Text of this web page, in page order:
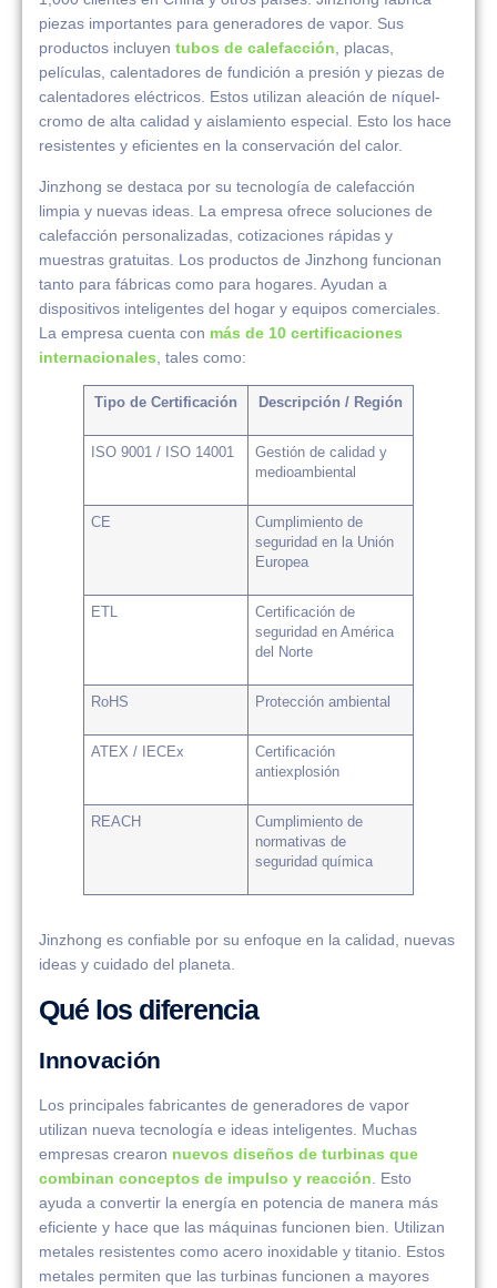
piezas importantes para generadores de vapor. Sus
productos incluyen tubos de calefacción, placas,
películas, calentadores de fundición a presión y piezas de
calentadores eléctricos. Estos utilizan aleación de níquel-
cromo de alta calidad y aislamiento especial. Esto los hace
resistentes y eficientes en la conservación del calor.
Jinzhong se destaca por su tecnología de calefacción
limpia y nuevas ideas. La empresa ofrece soluciones de
calefacción personalizadas, cotizaciones rápidas y
muestras gratuitas. Los productos de Jinzhong funcionan
tanto para fábricas como para hogares. Ayudan a
dispositivos inteligentes del hogar y equipos comerciales.
La empresa cuenta con más de 10 certificaciones
internacionales , tales como:
Tipo de Certificación Descripción / Región
ISO 9001 / ISO 14001
Gestión de calidad y
medioambiental
CE
Cumplimiento de
seguridad en la Unión
Europea
ETL
Certificación de
seguridad en América
del Norte
RoHS Protección ambiental
ATEX / IECEx
Certificación
antiexplosión
REACH
Cumplimiento de
normativas de
seguridad química
Jinzhong es confiable por su enfoque en la calidad, nuevas
ideas y cuidado del planeta.
Qué los diferencia
Innovación
Los principales fabricantes de generadores de vapor
utilizan nueva tecnología e ideas inteligentes. Muchas
empresas crearon nuevos diseños de turbinas que
combinan conceptos de impulso y reacción. Esto
ayuda a convertir la energía en potencia de manera más
eficiente y hace que las máquinas funcionen bien. Utilizan
metales resistentes como acero inoxidable y titanio. Estos
metales permiten que las turbinas funcionen a mayores